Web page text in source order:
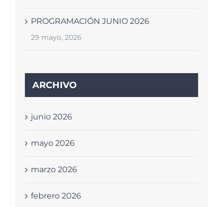
PROGRAMACIÓN JUNIO 2026
29 mayo, 2026
ARCHIVO
junio 2026
mayo 2026
marzo 2026
febrero 2026